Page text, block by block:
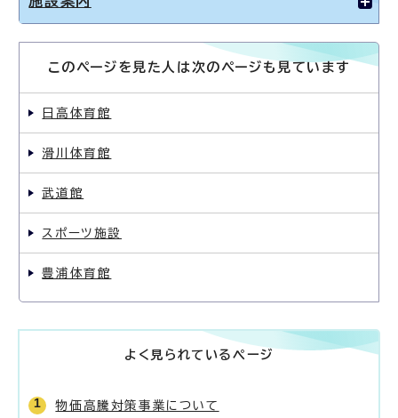
このページを見た人は次のページも見ています
日高体育館
滑川体育館
武道館
スポーツ施設
豊浦体育館
よく見られているページ
物価高騰対策事業について